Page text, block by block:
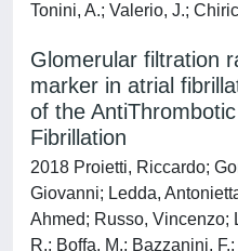
Tonini, A.; Valerio, J.;
Glomerular filtration
marker in atrial
of the
Fibrillation
2018 Proietti, Riccardo;
Giovanni; Ledda,
Ahmed; Russo, Vincenzo;
R.; Boffa, M.; Bazzanini,